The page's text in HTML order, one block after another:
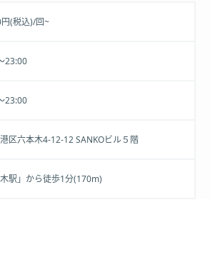
(税込)/回~
23:00
23:00
区六本木4-12-12 SANKOビル５階
木駅」から徒歩1分(170m)